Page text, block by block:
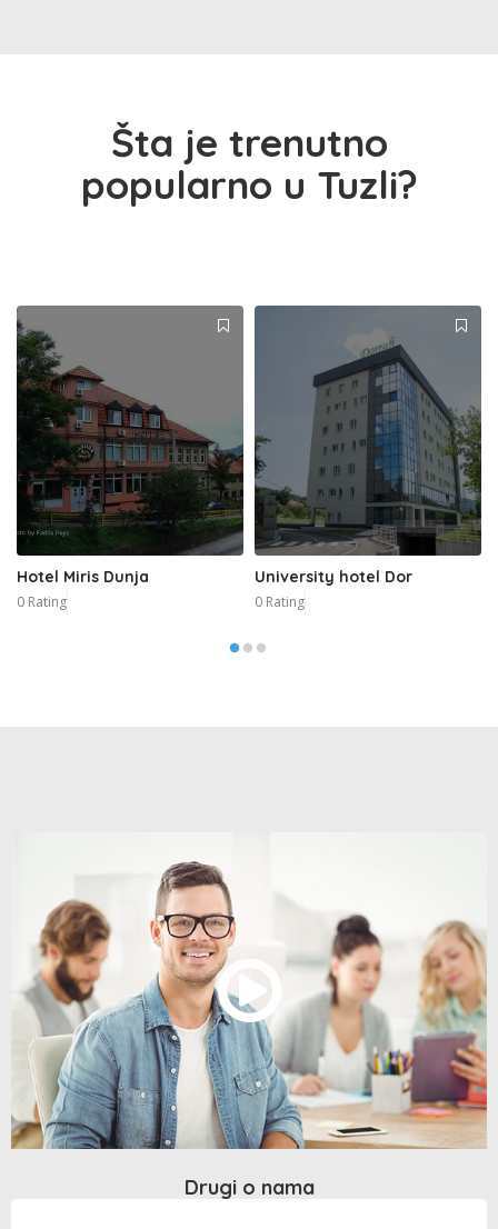
Šta je trenutno
popularno u Tuzli?
Hotel Miris Dunja
0 Rating
University hotel Dor
0 Rating
Drugi o nama